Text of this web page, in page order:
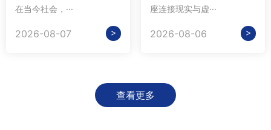
在当今社会，···
2026-08-07 >
座连接现实与虚···
2026-08-06 >
查看更多